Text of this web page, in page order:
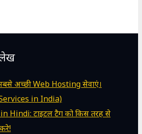
अच्छी Web Hosting सेवाएं।
in India)
Hindi: टाइटल टैग को किस तरह से